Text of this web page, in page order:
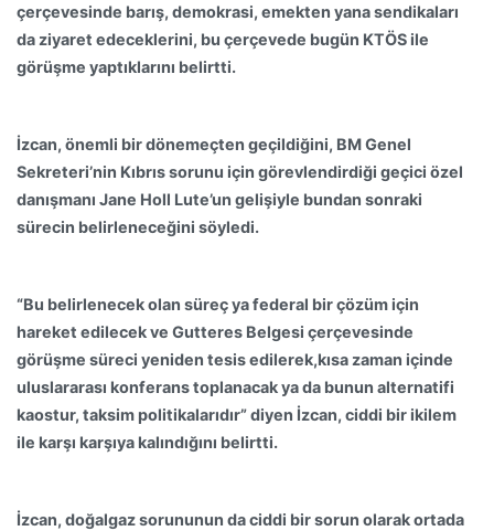
çerçevesinde barış, demokrasi, emekten yana sendikaları
da ziyaret edeceklerini, bu çerçevede bugün KTÖS ile
görüşme yaptıklarını belirtti.
İzcan, önemli bir dönemeçten geçildiğini, BM Genel
Sekreteri’nin Kıbrıs sorunu için görevlendirdiği geçici özel
danışmanı Jane Holl Lute’un gelişiyle bundan sonraki
sürecin belirleneceğini söyledi.
“Bu belirlenecek olan süreç ya federal bir çözüm için
hareket edilecek ve Gutteres Belgesi çerçevesinde
görüşme süreci yeniden tesis edilerek,kısa zaman içinde
uluslararası konferans toplanacak ya da bunun alternatifi
kaostur, taksim politikalarıdır” diyen İzcan, ciddi bir ikilem
ile karşı karşıya kalındığını belirtti.
İzcan, doğalgaz sorununun da ciddi bir sorun olarak ortada